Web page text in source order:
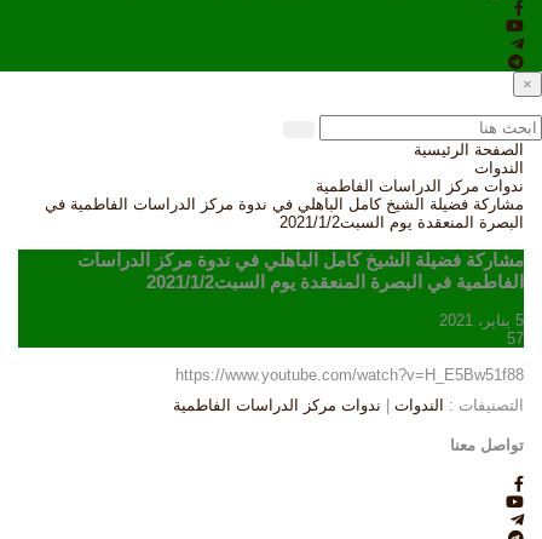
×
الصفحة الرئيسية
الندوات
ندوات مركز الدراسات الفاطمية
مشاركة فضيلة الشيخ كامل الباهلي في ندوة مركز الدراسات الفاطمية في
البصرة المنعقدة يوم السبت2021/1/2
مشاركة فضيلة الشيخ كامل الباهلي في ندوة مركز الدراسات
الفاطمية في البصرة المنعقدة يوم السبت2021/1/2
5 يناير، 2021
57
https://www.youtube.com/watch?v=H_E5Bw51f88
التصنيفات : الندوات ندوات مركز الدراسات الفاطمية
تواصل معنا